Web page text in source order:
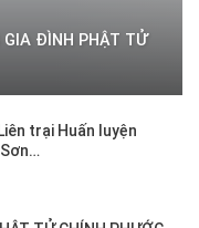
GIA ĐÌNH PHẬT TỬ
trại Huấn luyện